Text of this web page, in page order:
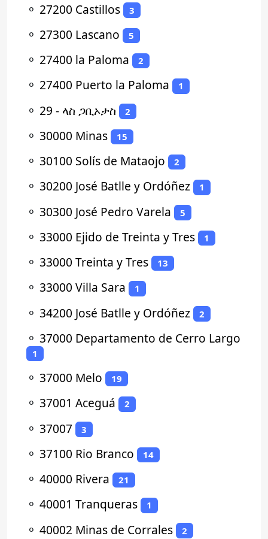
⚬ 27200 Castillos 3
⚬ 27300 Lascano 5
⚬ 27400 la Paloma 2
⚬ 27400 Puerto la Paloma 1
⚬ 29 - ላስ ጋቢኦታስ 2
⚬ 30000 Minas 15
⚬ 30100 Solís de Mataojo 2
⚬ 30200 José Batlle y Ordóñez 1
⚬ 30300 José Pedro Varela 5
⚬ 33000 Ejido de Treinta y Tres 1
⚬ 33000 Treinta y Tres 13
⚬ 33000 Villa Sara 1
⚬ 34200 José Batlle y Ordóñez 2
⚬ 37000 Departamento de Cerro Largo
1
⚬ 37000 Melo 19
⚬ 37001 Aceguá 2
⚬ 37007 3
⚬ 37100 Rio Branco 14
⚬ 40000 Rivera 21
⚬ 40001 Tranqueras 1
⚬ 40002 Minas de Corrales 2